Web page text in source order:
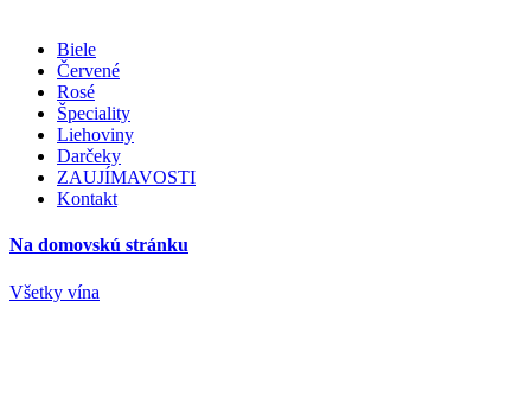
Biele
Červené
Rosé
Špeciality
Liehoviny
Darčeky
ZAUJÍMAVOSTI
Kontakt
Na domovskú stránku
Všetky vína